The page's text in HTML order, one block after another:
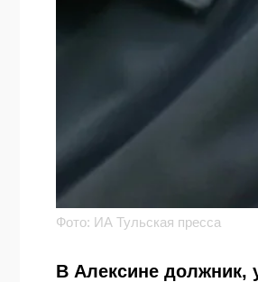
Фото: ИА Тульская пресса
В Алексине должник,